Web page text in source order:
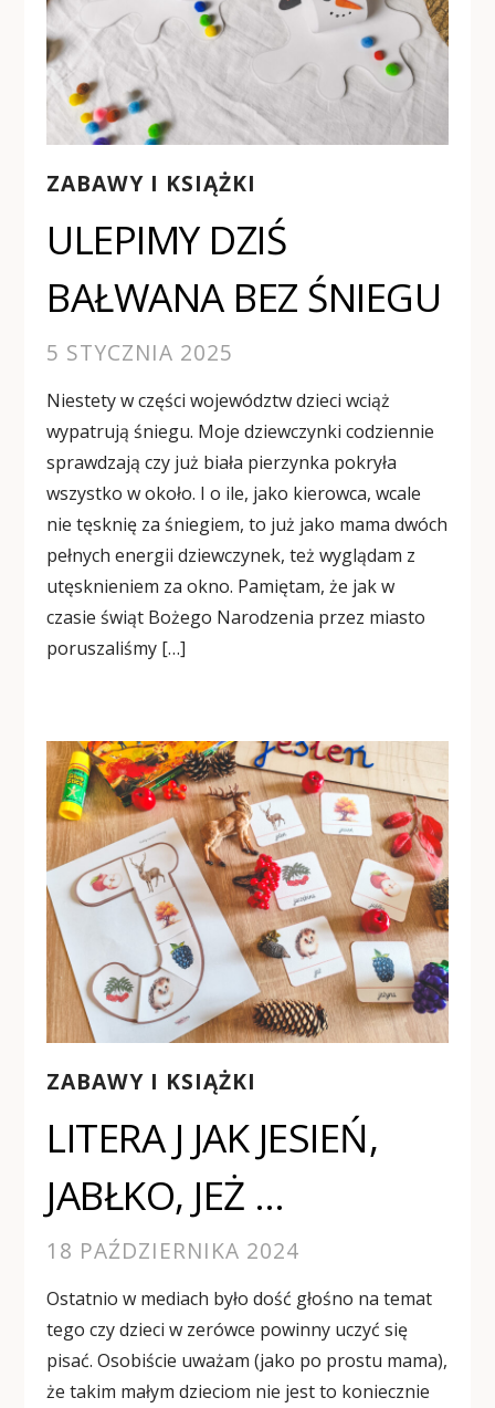
ZABAWY I KSIĄŻKI
ULEPIMY DZIŚ
BAŁWANA BEZ ŚNIEGU
5 STYCZNIA 2025
Niestety w części województw dzieci wciąż
wypatrują śniegu. Moje dziewczynki codziennie
sprawdzają czy już biała pierzynka pokryła
wszystko w około. I o ile, jako kierowca, wcale
nie tęsknię za śniegiem, to już jako mama dwóch
pełnych energii dziewczynek, też wyglądam z
utęsknieniem za okno. Pamiętam, że jak w
czasie świąt Bożego Narodzenia przez miasto
poruszaliśmy […]
ZABAWY I KSIĄŻKI
LITERA J JAK JESIEŃ,
JABŁKO, JEŻ …
18 PAŹDZIERNIKA 2024
Ostatnio w mediach było dość głośno na temat
tego czy dzieci w zerówce powinny uczyć się
pisać. Osobiście uważam (jako po prostu mama),
że takim małym dzieciom nie jest to koniecznie